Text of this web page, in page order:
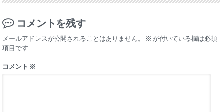
コメントを残す
メールアドレスが公開されることはありません。 ※ が付いている欄は必須
項目です
コメント ※